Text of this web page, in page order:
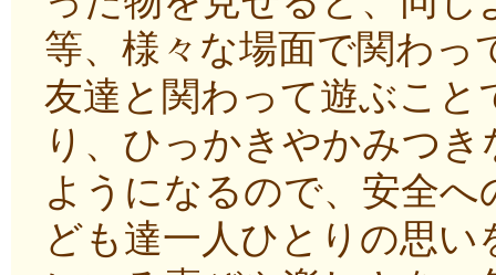
等、様々な場面で関わっ
友達と関わって遊ぶこ
り、ひっかきやかみつ
ようになるので、安全
ども達一人ひとりの思